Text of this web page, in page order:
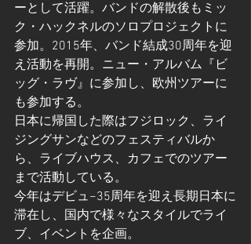
ーとして活躍。バンドの解散後もミッ
ク・ハックネルのソロプロジェクトに
参加。2015年、バンド結成30周年を迎
え活動を再開。ニュー・アルバム『ビ
ッグ・ラヴ』に参加し、欧州ツアーに
も参加する。
日本に帰国した際はフジロック、ライ
ジングサンなどのフェスティバルか
ら、ライブハウス、カフェでのツアー
まで活動している。
今年はデビュ−35周年を迎え長期日本に
滞在し、国内で様々なスタイルでライ
ブ、イベントを企画。